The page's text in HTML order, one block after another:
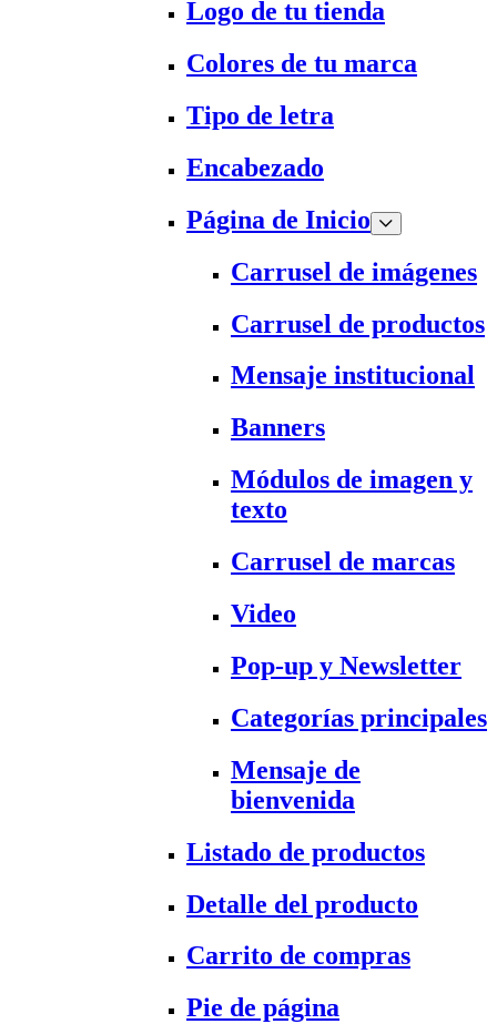
Logo de tu tienda
Colores de tu marca
Tipo de letra
Encabezado
Página de Inicio
Carrusel de imágenes
Carrusel de productos
Mensaje institucional
Banners
Módulos de imagen y
texto
Carrusel de marcas
Video
Pop-up y Newsletter
Categorías principales
Mensaje de
bienvenida
Listado de productos
Detalle del producto
Carrito de compras
Pie de página